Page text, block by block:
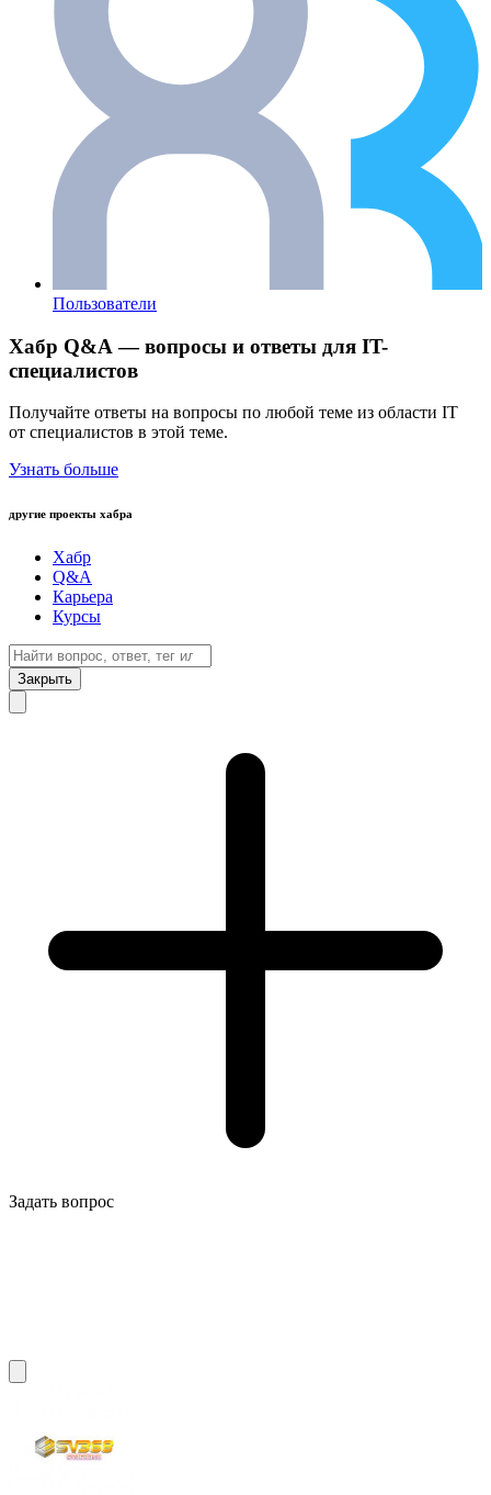
Пользователи
Хабр Q&A — вопросы и ответы для IT-
специалистов
Получайте ответы на вопросы по любой теме из области IT
от специалистов в этой теме.
Узнать больше
другие проекты хабра
Хабр
Q&A
Карьера
Курсы
Закрыть
Задать вопрос